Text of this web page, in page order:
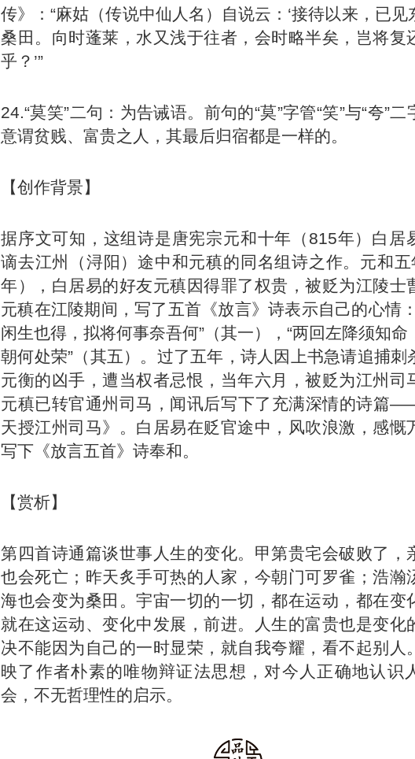
传》：“麻姑（传说中仙人名）自说云：‘接待以来，已见
桑田。向时蓬莱，水又浅于往者，会时略半矣，岂将复
乎？’”
24.“莫笑”二句：为告诫语。前句的“莫”字管“笑”与“夸”二
意谓贫贱、富贵之人，其最后归宿都是一样的。
【创作背景】
据序文可知，这组诗是唐宪宗元和十年（815年） 白居
谪去江州（浔阳）途中和元稹的同名组诗之作。元和
年），白居易的好友元稹因得罪了权贵，被贬为江陵士
元稹在江陵期间，写了五首《放言》诗表示自己的心情
闲生也得，拟将何事奈吾何”（其一），“两回左降须知命
朝何处荣”（其五）。过了五年，诗人因上书急请追捕刺
元衡的凶手，遭当权者忌恨，当年六月，被贬为江州司
元稹已转官通州司马，闻讯后写下了充满深情的诗篇
天授江州司马》。白居易在贬官途中，风吹浪激，感慨
写下《放言五首》诗奉和。
【赏析】
第四首诗通篇谈世事人生的变化。甲第贵宅会破败了，
也会死亡；昨天炙手可热的人家，今朝门可罗雀；浩瀚
海也会变为桑田。宇宙一切的一切，都在运动，都在变
就在这运动、变化中发展，前进。人生的富贵也是变化
决不能因为自己的一时显荣，就自我夸耀，看不起别人
映了作者朴素的唯物辩证法思想，对今人正确地认识
会，不无哲理性的启示。